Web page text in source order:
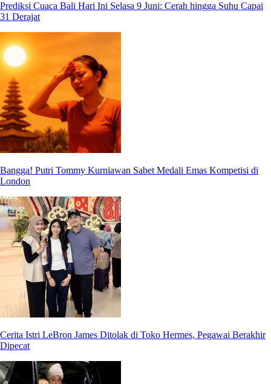
Prediksi Cuaca Bali Hari Ini Selasa 9 Juni: Cerah hingga Suhu Capai
31 Derajat
Bangga! Putri Tommy Kurniawan Sabet Medali Emas Kompetisi di
London
Cerita Istri LeBron James Ditolak di Toko Hermes, Pegawai Berakhir
Dipecat